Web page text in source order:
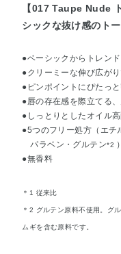
【017 Taupe Nude
シックな抜け感のト
●ベーシックからトレン
●クリーミーな伸び広が
●ピンポイントにぴたっ
●唇の存在感を際立てる
●しっとりとしたオイル
●5つのフリー処方（エチ
パラベン・グルテン*2 ）
●無香料
＊1 従来比
＊2 グルテン原料不使用。グ
ムギを含む原料です。